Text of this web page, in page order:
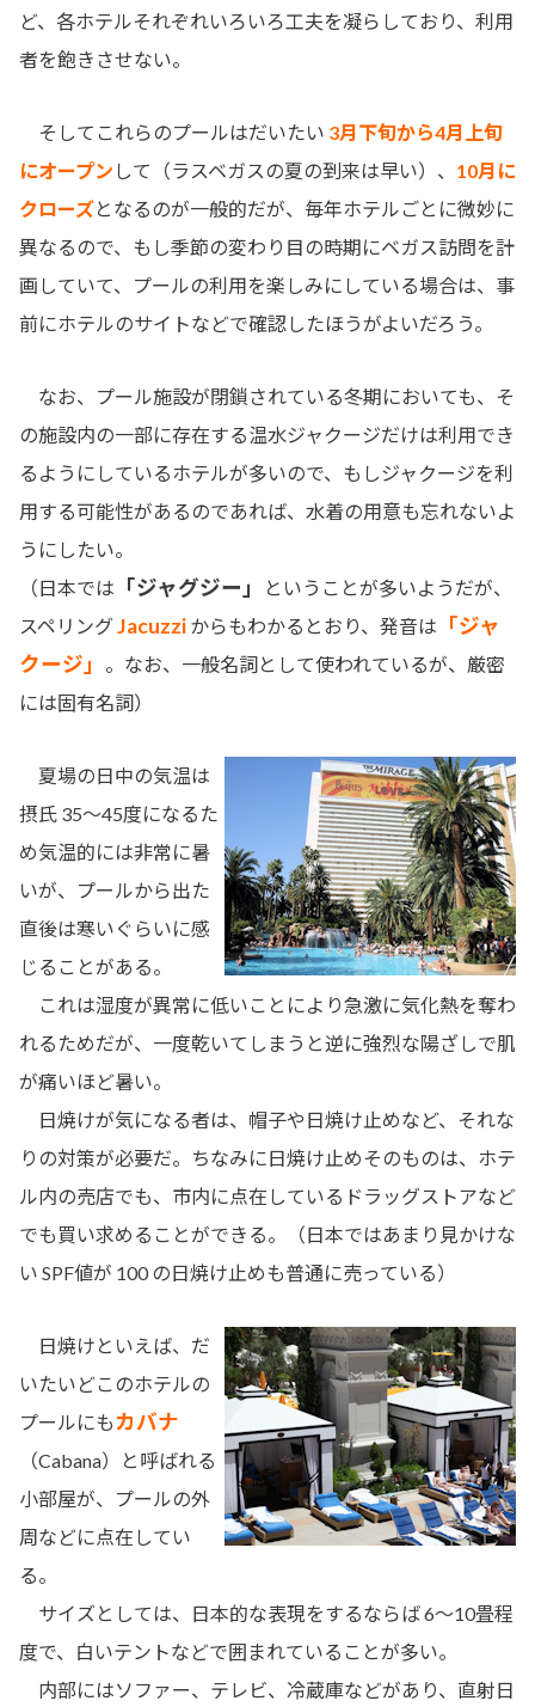
ど、各ホテルそれぞれいろいろ工夫を凝らしており、利用
者を飽きさせない。
そしてこれらのプールはだいたい 3月下旬から4月上旬
にオープン して（ラスベガスの夏の到来は早い）、 10月に
クローズとなるのが一般的だが、毎年ホテルごとに微妙に
異なるので、もし季節の変わり目の時期にベガス訪問を計
画していて、プールの利用を楽しみにしている場合は、事
前にホテルのサイトなどで確認したほうがよいだろう。
なお、プール施設が閉鎖されている冬期においても、そ
の施設内の一部に存在する温水ジャクージだけは利用でき
るようにしているホテルが多いので、もしジャクージを利
用する可能性があるのであれば、水着の用意も忘れないよ
うにしたい。
（日本では
「ジャグジー」
ということが多いようだが、
スペリングJacuzzi からもわかるとおり、発音は
「ジャ
クージ」
。なお、一般名詞として使われているが、厳密
には固有名詞）
夏場の日中の気温は
摂氏 35～45度になるた
め気温的には非常に暑
いが、プールから出た
直後は寒いぐらいに感
じることがある。
これは湿度が異常に低いことにより急激に気化熱を奪わ
れるためだが、一度乾いてしまうと逆に強烈な陽ざしで肌
が痛いほど暑い。
日焼けが気になる者は、帽子や日焼け止めなど、それな
りの対策が必要だ。ちなみに日焼け止めそのものは、ホテ
ル内の売店でも、市内に点在しているドラッグストアなど
でも買い求めることができる。（日本ではあまり見かけな
い SPF値が 100 の日焼け止めも普通に売っている）
日焼けといえば、だ
いたいどこのホテルの
プールにもカバナ
（Cabana）と呼ばれる
小部屋が、プールの外
周などに点在してい
る。
サイズとしては、日本的な表現をするならば 6～10畳程
度で、白いテントなどで囲まれていることが多い。
内部にはソファー、テレビ、冷蔵庫などがあり、直射日